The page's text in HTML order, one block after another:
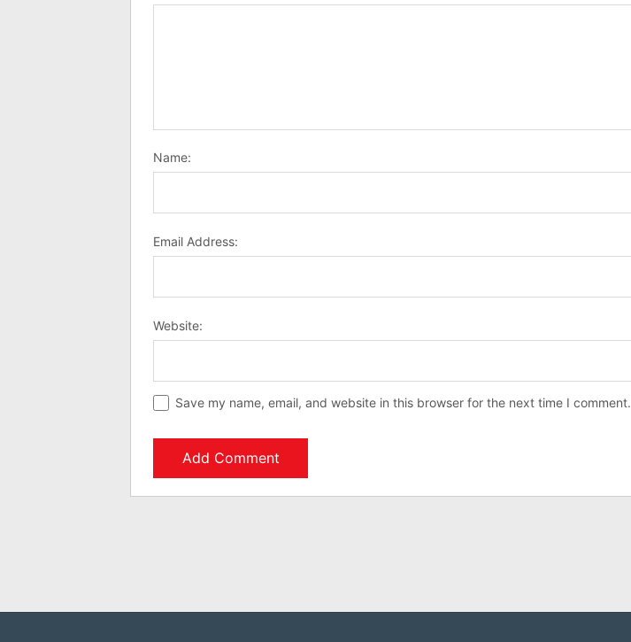
Name:
Email Address:
Website:
Save my name, email, and website in this browser for the next time I comment.